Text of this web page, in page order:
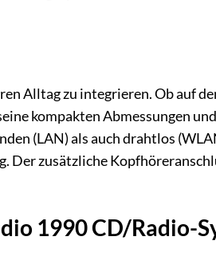
Alltag zu integrieren. Ob auf
kompakten Abmessungen
(LAN) als auch drahtlos
Der zusätzliche
1990 CD/Radio-